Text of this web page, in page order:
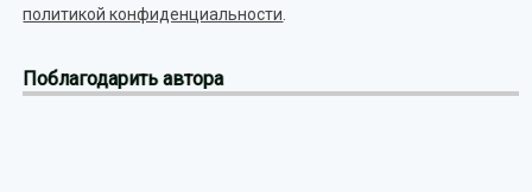
политикой конфиденциальности
Поблагодарить автора